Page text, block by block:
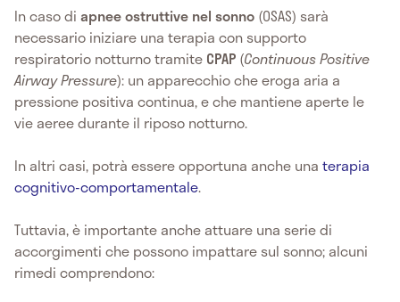
In caso di apnee ostruttive nel sonno (OSAS) sarà
necessario iniziare una terapia con supporto
respiratorio notturno tramite CPAP (Continuous Positive
Airway Pressure): un apparecchio che eroga aria a
pressione positiva continua, e che mantiene aperte le
vie aeree durante il riposo notturno.
In altri casi, potrà essere opportuna anche una terapia
cognitivo-comportamentale.
Tuttavia, è importante anche attuare una serie di
accorgimenti che possono impattare sul sonno; alcuni
rimedi comprendono: